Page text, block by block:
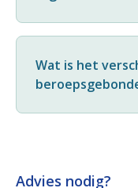
Wat is het
Advies nodig?